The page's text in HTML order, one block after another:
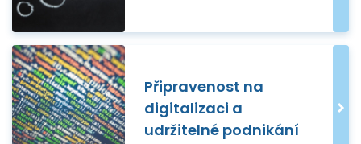
Připravenost na
digitalizaci a
udržitelné podnikání